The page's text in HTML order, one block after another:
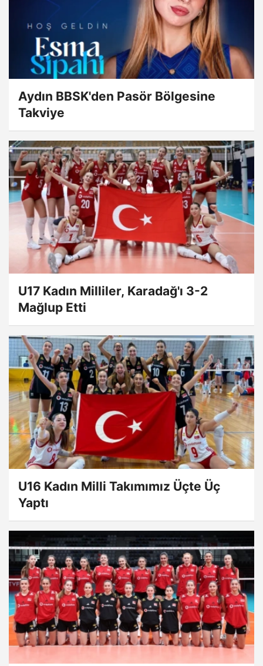
Aydın BBSK'den Pasör Bölgesine
Takviye
U17 Kadın Milliler, Karadağ'ı 3-2
Mağlup Etti
U16 Kadın Milli Takımımız Üçte Üç
Yaptı